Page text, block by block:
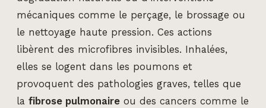
mécaniques comme le perçage, le brossage ou
le nettoyage haute pression. Ces actions
libèrent des microfibres invisibles. Inhalées,
elles se logent dans les poumons et
provoquent des pathologies graves, telles que
la fibrose pulmonaire ou des cancers comme le